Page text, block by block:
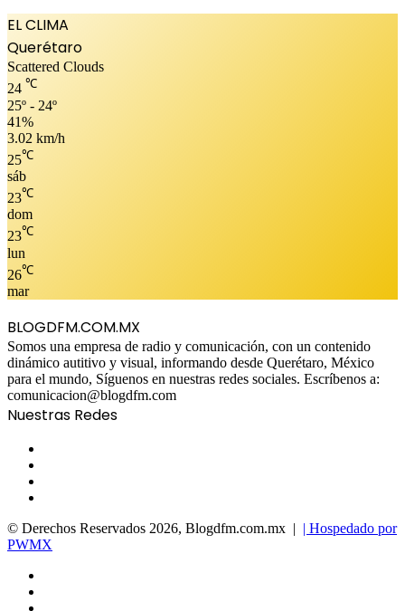
EL CLIMA
Querétaro
Scattered Clouds
24 ℃
25º - 24º
41%
3.02 km/h
25℃
sáb
23℃
dom
23℃
lun
26℃
mar
BLOGDFM.COM.MX
Somos una empresa de radio y comunicación, con un contenido
dinámico autitivo y visual, informando desde Querétaro, México
para el mundo, Síguenos en nuestras redes sociales. Escríbenos a:
comunicacion@blogdfm.com
Nuestras Redes
© Derechos Reservados 2026, Blogdfm.com.mx | | Hospedado por
PWMX